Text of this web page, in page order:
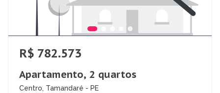
R$ 782.573
Apartamento, 2 quartos
Centro, Tamandaré - PE